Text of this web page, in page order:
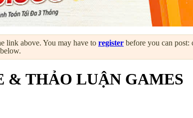
link above. You may have to register before you can
& THẢO LUẬN GAMES